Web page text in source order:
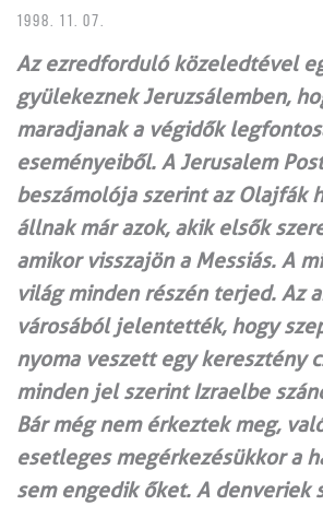
1998. 11. 07.
Az ezredforduló közeledtével
gyülekeznek Jeruzsálemben,
maradjanak a végidők
eseményeiből. A Jerusalem
beszámolója szerint az Olajfák
állnak már azok, akik elsők
amikor visszajön a Messiás. A
világ minden részén terjed. Az
városából jelentették, hogy
nyoma veszett egy keresztény
minden jel szerint Izraelbe
Bár még nem érkeztek meg,
esetleges megérkezésükkor a
sem engedik őket. A denveriek